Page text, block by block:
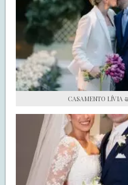
DE NOIVA PRA
S.O.S
FALE COM O
CASAMENTO LÍVIA